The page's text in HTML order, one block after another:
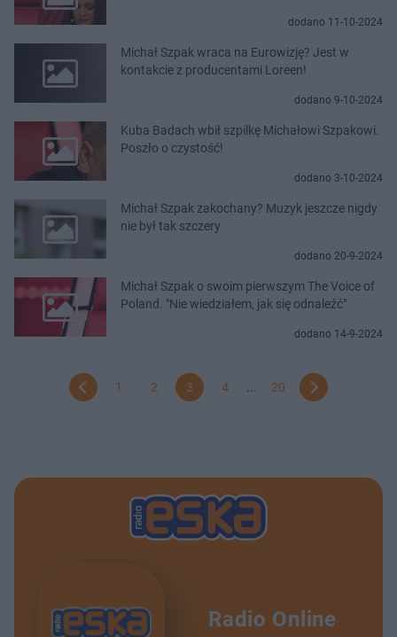
dodano 11-10-2024
Michał Szpak wraca na Eurowizję? Jest w
kontakcie z producentami Loreen!
dodano 9-10-2024
Kuba Badach wbił szpilkę Michałowi Szpakowi.
Poszło o czystość!
dodano 3-10-2024
Michał Szpak zakochany? Muzyk jeszcze nigdy
nie był tak szczery
dodano 20-9-2024
Michał Szpak o swoim pierwszym The Voice of
Poland. "Nie wiedziałem, jak się odnaleźć"
dodano 14-9-2024
1 2 3 4 20
Radio Online